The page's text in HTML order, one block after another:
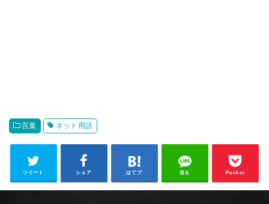
言葉 ネット用語
ツイート シェア はてブ 送る Pocket